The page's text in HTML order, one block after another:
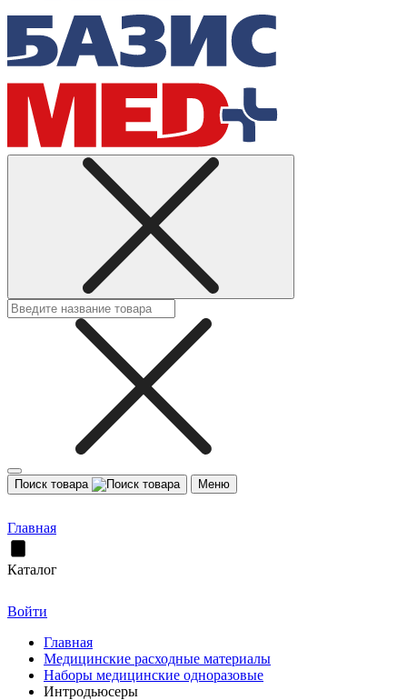
Поиск товара Меню
Главная
Каталог
Войти
Главная
Медицинские расходные материалы
Наборы медицинские одноразовые
Интродьюсеры